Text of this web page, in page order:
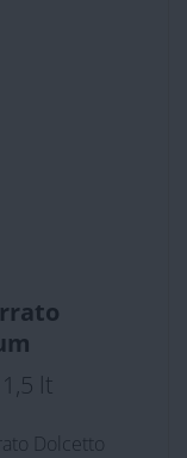
lt
Dolcetto